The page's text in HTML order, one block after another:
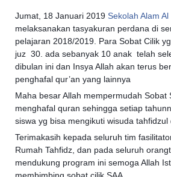
Jumat, 18 Januari 2019 Sekolah Alam Al
melaksanakan tasyakuran perdana di
pelajaran 2018/2019. Para Sobat Cilik
juz 30. ada sebanyak 10 anak telah
dibulan ini dan Insya Allah akan terus
penghafal qur’an yang lainnya
Maha besar Allah mempermudah Sobat
menghafal quran sehingga setiap
siswa yg bisa mengikuti wisuda tahfidzul
Terimakasih kepada seluruh tim
Rumah Tahfidz, dan pada seluruh
mendukung program ini semoga Allah